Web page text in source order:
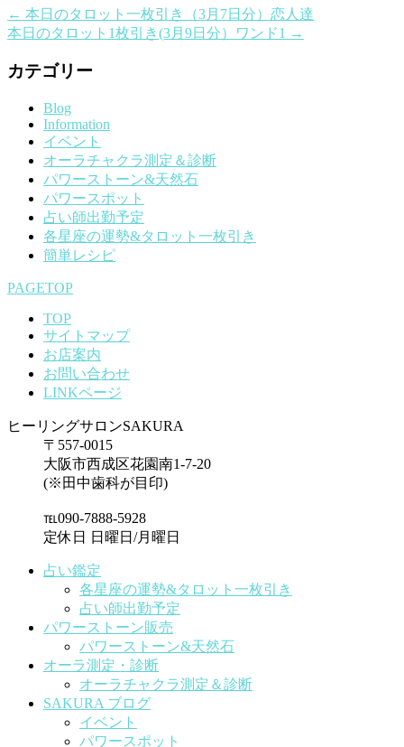
← 本日のタロット一枚引き（3月7日分）恋人達
本日のタロット1枚引き(3月9日分）ワンド1 →
カテゴリー
Blog
Information
イベント
オーラチャクラ測定＆診断
パワーストーン&天然石
パワースポット
占い師出勤予定
各星座の運勢&タロット一枚引き
簡単レシピ
PAGETOP
TOP
サイトマップ
お店案内
お問い合わせ
LINKページ
ヒーリングサロンSAKURA
〒557-0015
大阪市西成区花園南1-7-20
(※田中歯科が目印)
℡090-7888-5928
定休日 日曜日/月曜日
占い鑑定
各星座の運勢&タロット一枚引き
占い師出勤予定
パワーストーン販売
パワーストーン&天然石
オーラ測定・診断
オーラチャクラ測定＆診断
SAKURA ブログ
イベント
パワースポット